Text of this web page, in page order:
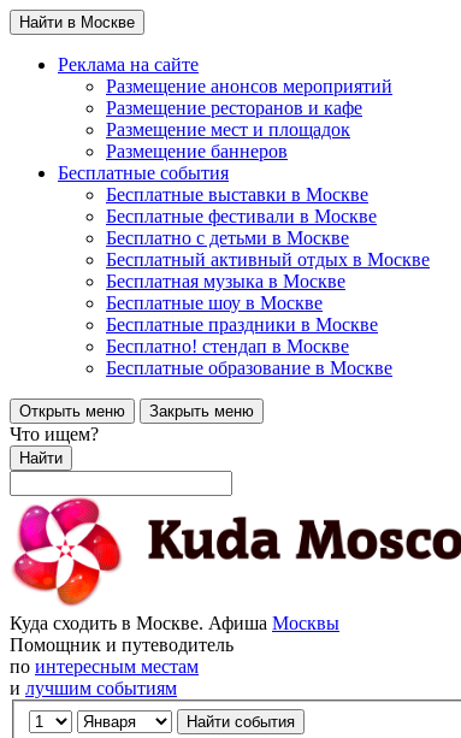
Найти в Москве
Реклама на сайте
Размещение анонсов мероприятий
Размещение ресторанов и кафе
Размещение мест и площадок
Размещение баннеров
Бесплатные события
Бесплатные выставки в Москве
Бесплатные фестивали в Москве
Бесплатно с детьми в Москве
Бесплатный активный отдых в Москве
Бесплатная музыка в Москве
Бесплатные шоу в Москве
Бесплатные праздники в Москве
Бесплатно! стендап в Москве
Бесплатные образование в Москве
Открыть меню Закрыть меню
Что ищем?
Найти
Куда сходить в Москве. Афиша Москвы
Помощник и путеводитель
по интересным местам
и лучшим событиям